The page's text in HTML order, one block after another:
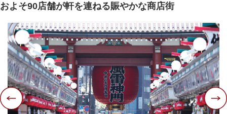
およそ90店舗が軒を連ねる賑やかな商店街